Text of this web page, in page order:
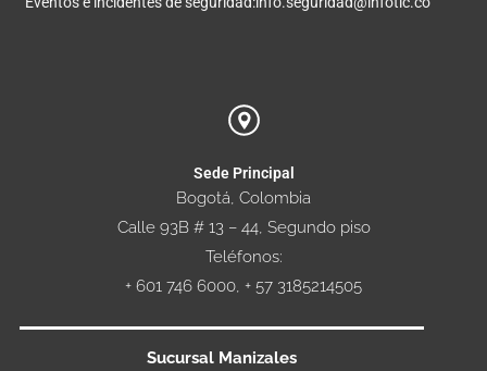
Sede Principal
Bogotá, Colombia
Calle 93B # 13 – 44, Segundo piso
Teléfonos:
+ 601 746 6000, + 57 3185214505
Sucursal Manizales